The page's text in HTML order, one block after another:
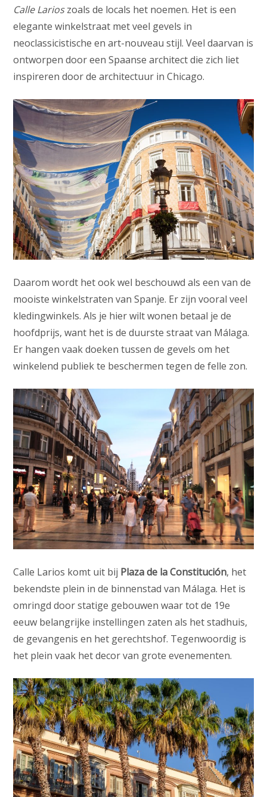
Calle Larioszoals de locals het noemen. Het is een
elegante winkelstraat met veel gevels in
neoclassicistische en art-nouveau stijl. Veel daarvan is
ontworpen door een Spaanse architect die zich liet
inspireren door de architectuur in Chicago.
Daarom wordt het ook wel beschouwd als een van de
mooiste winkelstraten van Spanje. Er zijn vooral veel
kledingwinkels. Als je hier wilt wonen betaal je de
hoofdprijs, want het is de duurste straat van Málaga.
Er hangen vaak doeken tussen de gevels om het
winkelend publiek te beschermen tegen de felle zon.
Calle Larios komt uit bij Plaza de la Constitución, het
bekendste plein in de binnenstad van Málaga. Het is
omringd door statige gebouwen waar tot de 19e
eeuw belangrijke instellingen zaten als het stadhuis,
de gevangenis en het gerechtshof. Tegenwoordig is
het plein vaak het decor van grote evenementen.